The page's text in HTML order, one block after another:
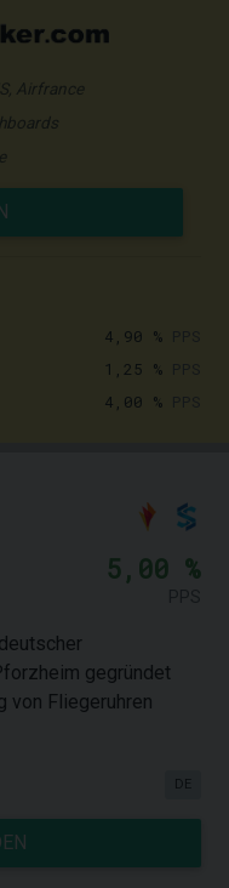
Airfrance
4,90 %
1,25 %
4,00 %
5,00 %
gegründet
von Fliegeruhren
DE